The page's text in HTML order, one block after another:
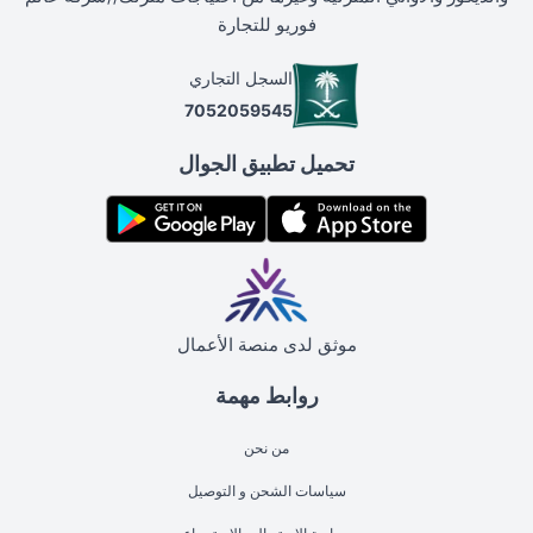
روابط مهمة
من نحن
سياسات الشحن و التوصيل
فوريو للتجارة
السجل التجاري
7052059545
تحميل تطبيق الجوال
موثق لدى منصة الأعمال